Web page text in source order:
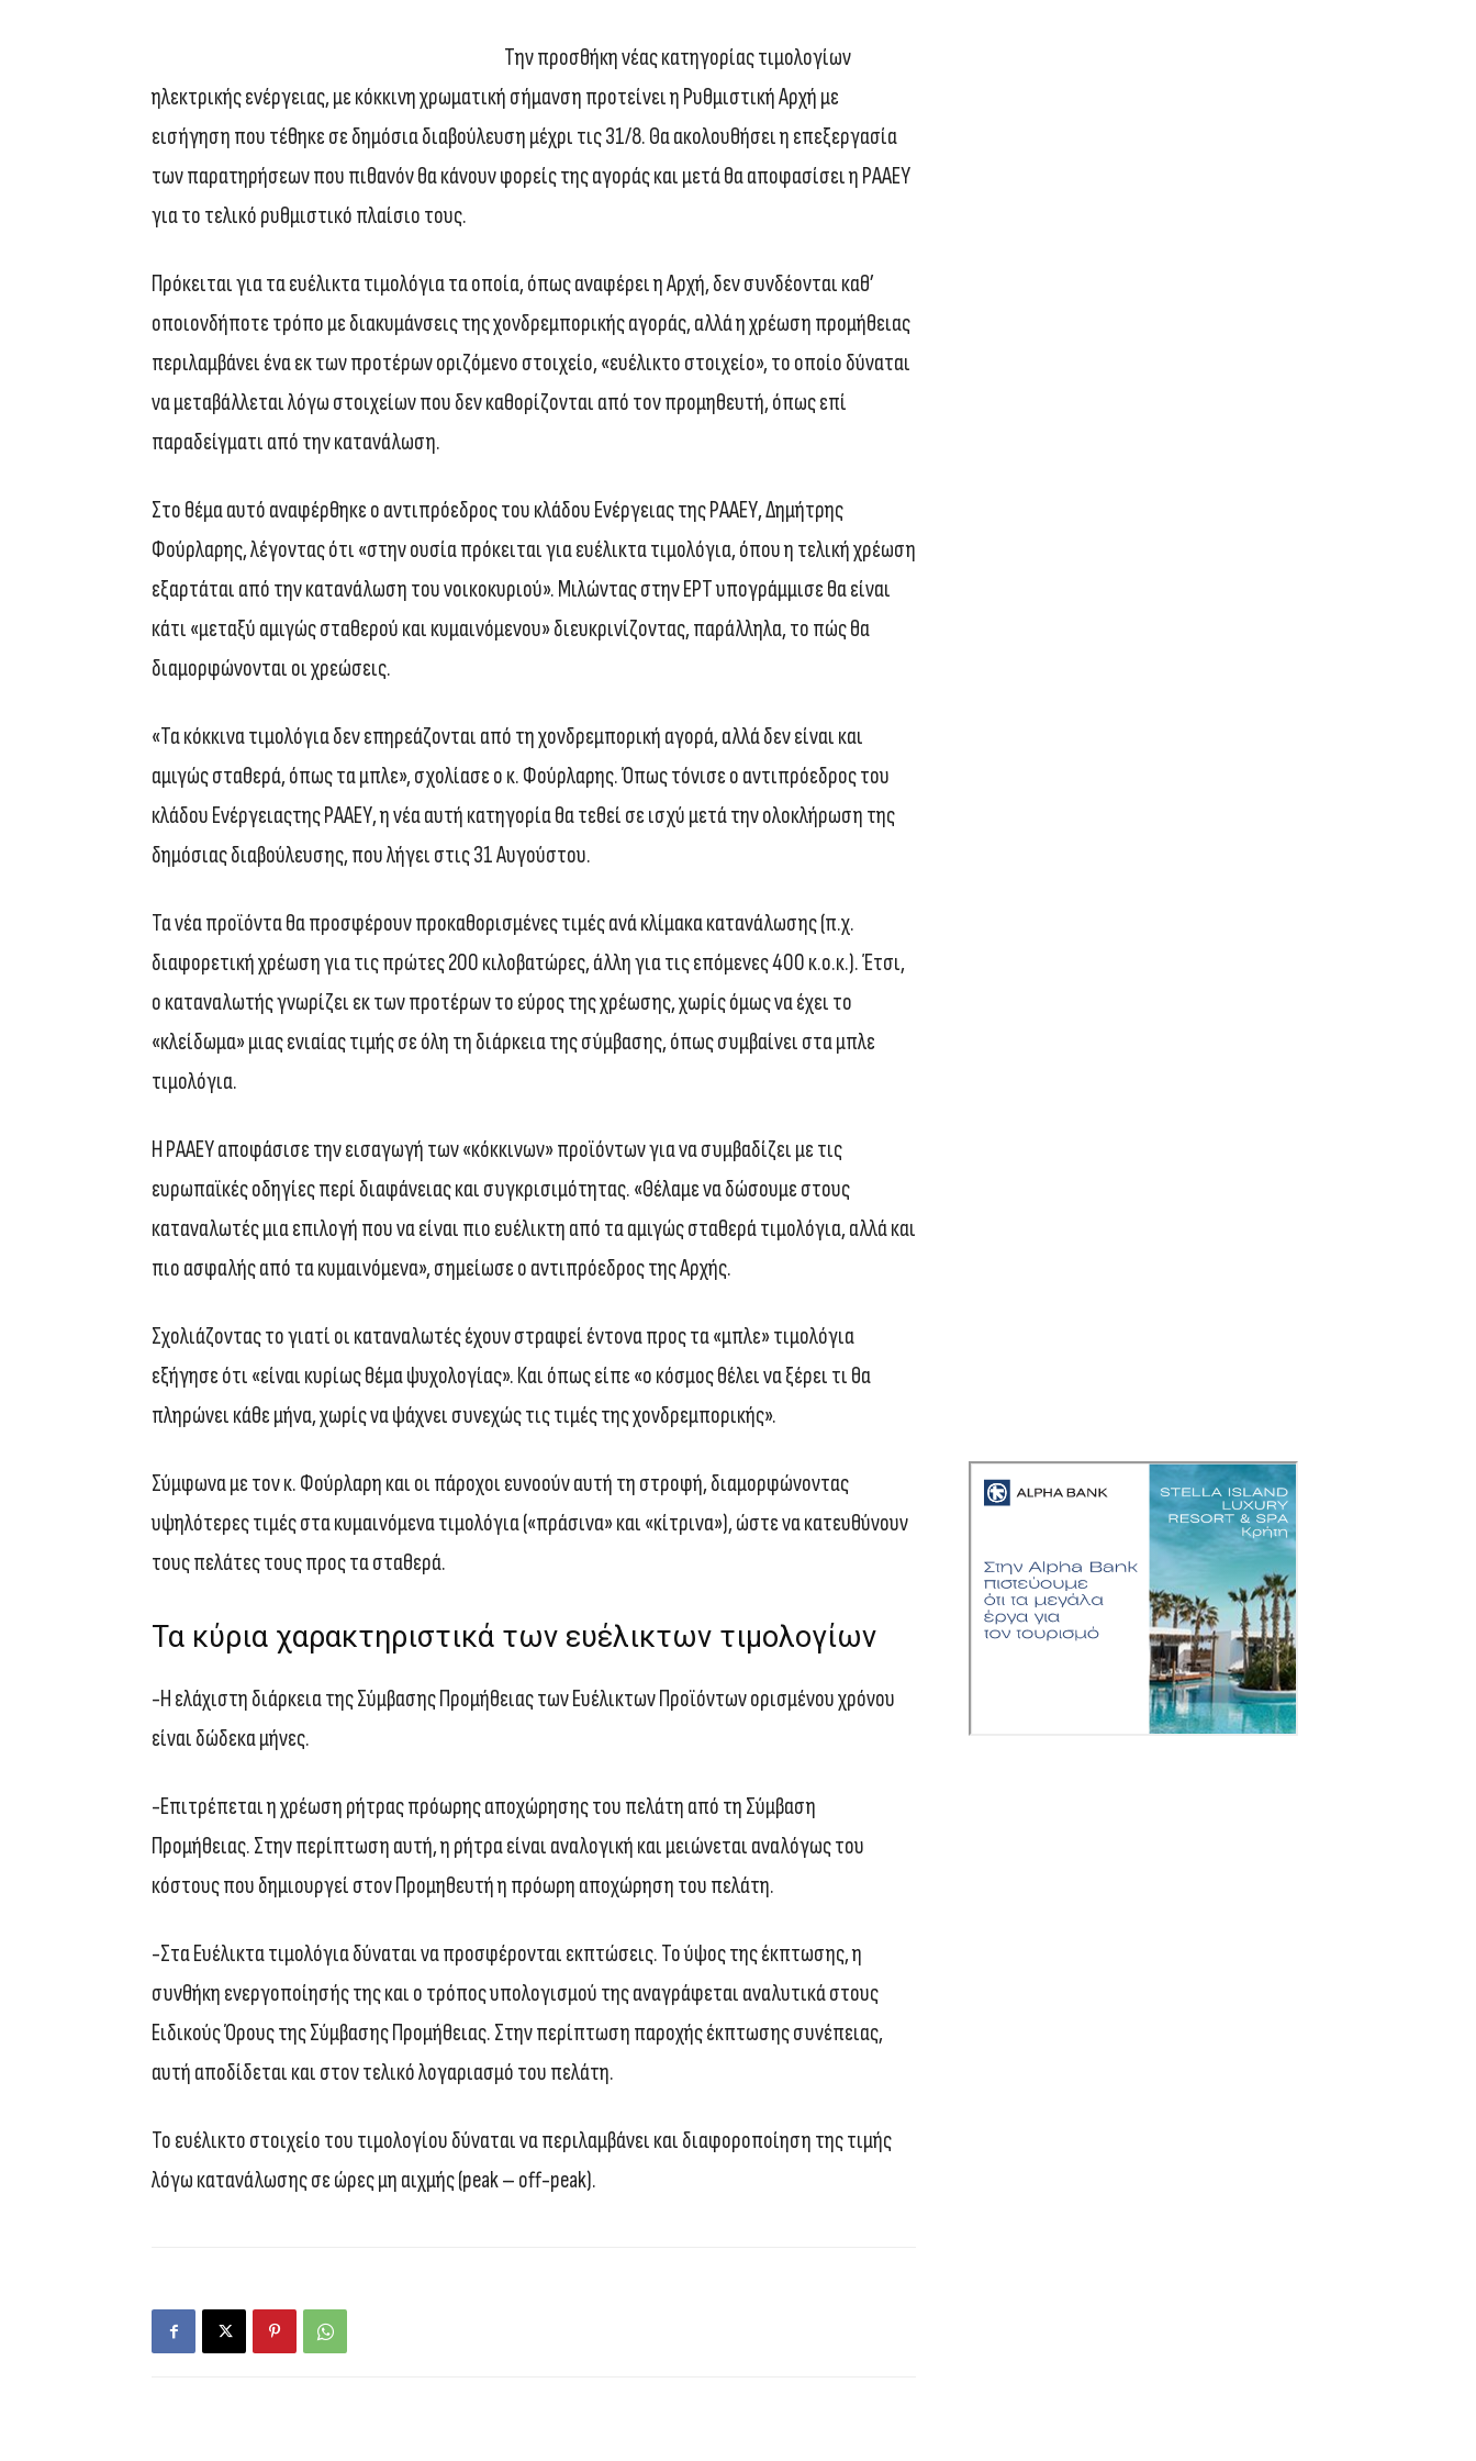
Την προσθήκη νέας κατηγορίας τιμολογίων
ηλεκτρικής ενέργειας, με κόκκινη χρωματική σήμανση προτείνει η Ρυθμιστική Αρχή με
εισήγηση που τέθηκε σε δημόσια διαβούλευση μέχρι τις 31/8. Θα ακολουθήσει η επεξεργασία
των παρατηρήσεων που πιθανόν θα κάνουν φορείς της αγοράς και μετά θα αποφασίσει η ΡΑΑΕΥ
για το τελικό ρυθμιστικό πλαίσιο τους.
Πρόκειται για τα ευέλικτα τιμολόγια τα οποία, όπως αναφέρει η Αρχή, δεν συνδέονται καθ’
οποιονδήποτε τρόπο με διακυμάνσεις της χονδρεμπορικής αγοράς, αλλά η χρέωση προμήθειας
περιλαμβάνει ένα εκ των προτέρων οριζόμενο στοιχείο, «ευέλικτο στοιχείο», το οποίο δύναται
να μεταβάλλεται λόγω στοιχείων που δεν καθορίζονται από τον προμηθευτή, όπως επί
παραδείγματι από την κατανάλωση.
Στο θέμα αυτό αναφέρθηκε ο αντιπρόεδρος του κλάδου Ενέργειας της ΡΑΑΕΥ, Δημήτρης
Φούρλαρης, λέγοντας ότι «στην ουσία πρόκειται για ευέλικτα τιμολόγια, όπου η τελική χρέωση
εξαρτάται από την κατανάλωση του νοικοκυριού». Μιλώντας στην ΕΡΤ υπογράμμισε θα είναι
κάτι «μεταξύ αμιγώς σταθερού και κυμαινόμενου» διευκρινίζοντας, παράλληλα, το πώς θα
διαμορφώνονται οι χρεώσεις.
«Τα κόκκινα τιμολόγια δεν επηρεάζονται από τη χονδρεμπορική αγορά, αλλά δεν είναι και
αμιγώς σταθερά, όπως τα μπλε», σχολίασε ο κ. Φούρλαρης. Όπως τόνισε ο αντιπρόεδρος του
κλάδου Ενέργειαςτης ΡΑΑΕΥ, η νέα αυτή κατηγορία θα τεθεί σε ισχύ μετά την ολοκλήρωση της
δημόσιας διαβούλευσης, που λήγει στις 31 Αυγούστου.
Τα νέα προϊόντα θα προσφέρουν προκαθορισμένες τιμές ανά κλίμακα κατανάλωσης (π.χ.
διαφορετική χρέωση για τις πρώτες 200 κιλοβατώρες, άλλη για τις επόμενες 400 κ.ο.κ.). Έτσι,
ο καταναλωτής γνωρίζει εκ των προτέρων το εύρος της χρέωσης, χωρίς όμως να έχει το
«κλείδωμα» μιας ενιαίας τιμής σε όλη τη διάρκεια της σύμβασης, όπως συμβαίνει στα μπλε
τιμολόγια.
Η ΡΑΑΕΥ αποφάσισε την εισαγωγή των «κόκκινων» προϊόντων για να συμβαδίζει με τις
ευρωπαϊκές οδηγίες περί διαφάνειας και συγκρισιμότητας. «Θέλαμε να δώσουμε στους
καταναλωτές μια επιλογή που να είναι πιο ευέλικτη από τα αμιγώς σταθερά τιμολόγια, αλλά και
πιο ασφαλής από τα κυμαινόμενα», σημείωσε ο αντιπρόεδρος της Αρχής.
Σχολιάζοντας το γιατί οι καταναλωτές έχουν στραφεί έντονα προς τα «μπλε» τιμολόγια
εξήγησε ότι «είναι κυρίως θέμα ψυχολογίας». Και όπως είπε «ο κόσμος θέλει να ξέρει τι θα
πληρώνει κάθε μήνα, χωρίς να ψάχνει συνεχώς τις τιμές της χονδρεμπορικής».
Σύμφωνα με τον κ. Φούρλαρη και οι πάροχοι ευνοούν αυτή τη στροφή, διαμορφώνοντας
υψηλότερες τιμές στα κυμαινόμενα τιμολόγια («πράσινα» και «κίτρινα»), ώστε να κατευθύνουν
τους πελάτες τους προς τα σταθερά.
Τα κύρια χαρακτηριστικά των ευέλικτων τιμολογίων
-Η ελάχιστη διάρκεια της Σύμβασης Προμήθειας των Ευέλικτων Προϊόντων ορισμένου χρόνου
είναι δώδεκα μήνες.
-Επιτρέπεται η χρέωση ρήτρας πρόωρης αποχώρησης του πελάτη από τη Σύμβαση
Προμήθειας. Στην περίπτωση αυτή, η ρήτρα είναι αναλογική και μειώνεται αναλόγως του
κόστους που δημιουργεί στον Προμηθευτή η πρόωρη αποχώρηση του πελάτη.
-Στα Ευέλικτα τιμολόγια δύναται να προσφέρονται εκπτώσεις. Το ύψος της έκπτωσης, η
συνθήκη ενεργοποίησής της και ο τρόπος υπολογισμού της αναγράφεται αναλυτικά στους
Ειδικούς Όρους της Σύμβασης Προμήθειας. Στην περίπτωση παροχής έκπτωσης συνέπειας,
αυτή αποδίδεται και στον τελικό λογαριασμό του πελάτη.
Το ευέλικτο στοιχείο του τιμολογίου δύναται να περιλαμβάνει και διαφοροποίηση της τιμής
λόγω κατανάλωσης σε ώρες μη αιχμής (peak – off-peak).